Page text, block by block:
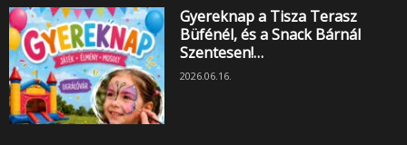
Gyereknap a Tisza Terasz
Büfénél, és a Snack Bárnál
Szentesen!…
2026.06.16.